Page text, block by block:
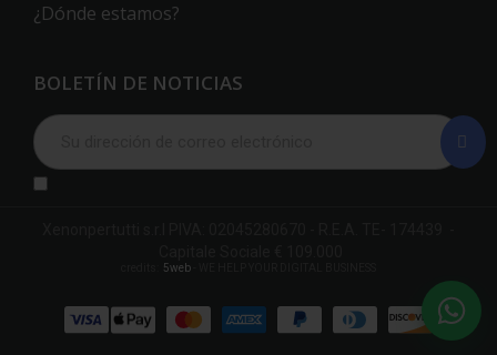
¿Dónde estamos?
BOLETÍN DE NOTICIAS
5web